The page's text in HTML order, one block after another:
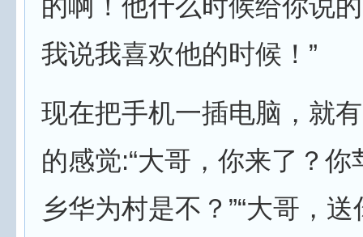
的啊！他什么时候给你说
我说我喜欢他的时候！”
现在把手机一插电脑，就
的感觉:“大哥，你来了？你
乡华为村是不？”“大哥，